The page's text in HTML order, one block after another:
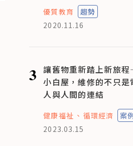
優質教育
趨勢
2020.11.16
3
讓舊物重新踏上新旅
小白屋，維修的不只是
人與人間的連結
健康福祉 循環經濟
案
2023.03.15